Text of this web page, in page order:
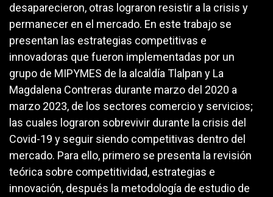
desaparecieron, otras lograron resistir a la crisis y
permanecer en el mercado. En este trabajo se
presentan las estrategias competitivas e
innovadoras que fueron implementadas por un
grupo de MIPYMES de la alcaldía Tlalpan y La
Magdalena Contreras durante marzo del 2020 a
marzo 2023, de los sectores comercio y servicios;
las cuales lograron sobrevivir durante la crisis del
Covid-19 y seguir siendo competitivas dentro del
mercado. Para ello, primero se presenta la revisión
teórica sobre competitividad, estrategias e
innovación, después la metodología de estudio de